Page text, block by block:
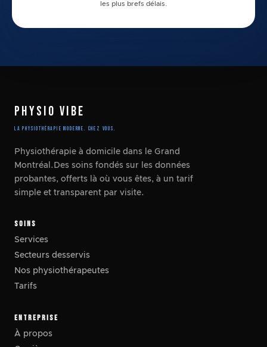
les plus brefs délais.
PHYSIO VIBE
LA PHYSIOTHÉRAPIE MODERNE. CHEZ VOUS.
Physiothérapie à domicile dans le Grand
Montréal.Des soins fondés sur les données
probantes, offerts là où vous êtes, à un tarif
simple et transparent par visite.
SOINS
Services
Secteurs desservis
Nos physiothérapeutes
Tarifs
ENTREPRISE
À propos